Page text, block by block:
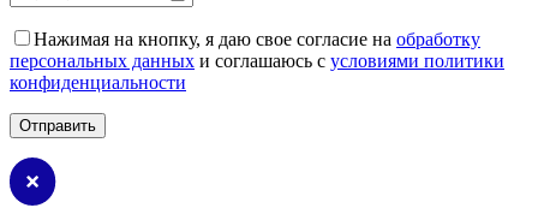
Нажимая на кнопку, я даю свое согласие на обработку
персональных данных и соглашаюсь с условиями политики
конфиденциальности